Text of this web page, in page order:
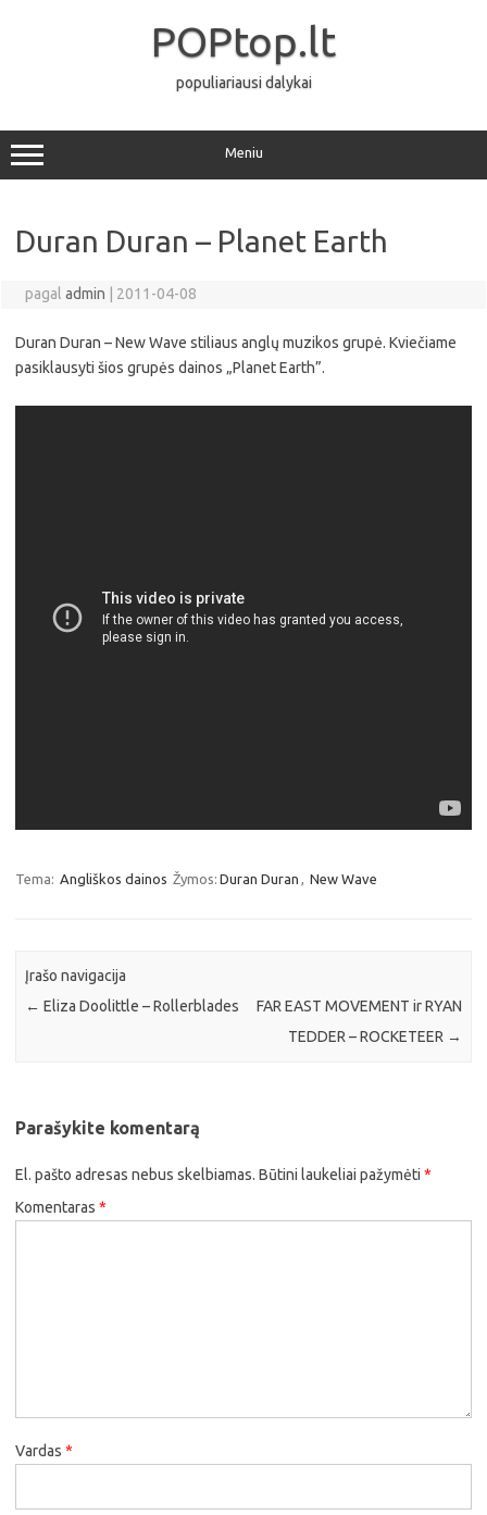
POPtop.lt
populiariausi dalykai
Meniu
Duran Duran – Planet Earth
pagal admin 2011-04-08
Duran Duran – New Wave stiliaus anglų muzikos grupė. Kviečiame
pasiklausyti šios grupės dainos „Planet Earth”.
Tema: Angliškos dainos Žymos: Duran Duran , New Wave
Įrašo navigacija
← Eliza Doolittle – Rollerblades
FAR EAST MOVEMENT ir RYAN
TEDDER – ROCKETEER →
Parašykite komentarą
El. pašto adresas nebus skelbiamas. Būtini laukeliai pažymėti *
Komentaras *
Vardas *